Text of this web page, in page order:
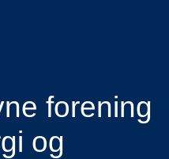
forening
og